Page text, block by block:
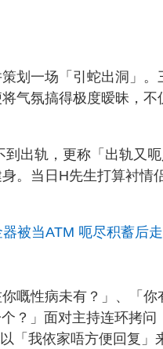
划一场「引蛇出洞」。
气氛搞得极度暧昧，不
出轨，更称「出轨又
。当日H先生打算衬情
被当ATM 呃尽积蓄后
嘅性病未有？」、「你
？」面对主持连环拷问
「我依家唔方便回复」